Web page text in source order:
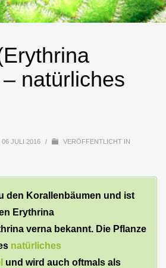
natürliches
06 JULI 2016 /
VERÖFFENTLICHT IN
den Korallenbäumen und ist
Erythrina
verna bekannt. Die Pflanze
natürliches
und wird auch oftmals als